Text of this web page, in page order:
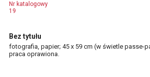
Nr katalogowy
19
Bez tytułu
fotografia, papier; 45 x 59 cm (w świetle passe-
praca oprawiona.